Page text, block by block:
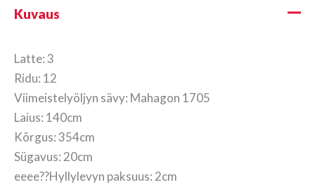
Kuvaus
Latte: 3
Ridu: 12
Viimeistelyöljyn sävy: Mahagon 1705
Laius: 140cm
Kõrgus: 354cm
Sügavus: 20cm
eeee??Hyllylevyn paksuus: 2cm